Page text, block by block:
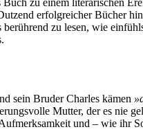
erfolgreicher Bücher
zu lesen, wie
sein Bruder Charles kämen
Mutter, der es nie
und – wie ihr